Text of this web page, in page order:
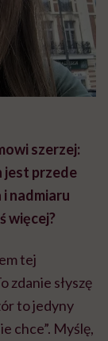
szerzej:
jest przede
nadmiaru
więcej?
tej
zdanie słyszę
to jedyny
chce”. Myślę,